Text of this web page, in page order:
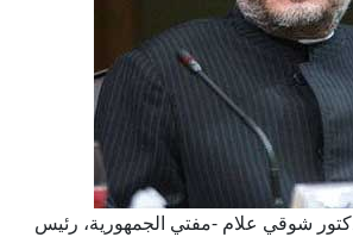
شوقي علام -مفتي الجمهورية، رئيس